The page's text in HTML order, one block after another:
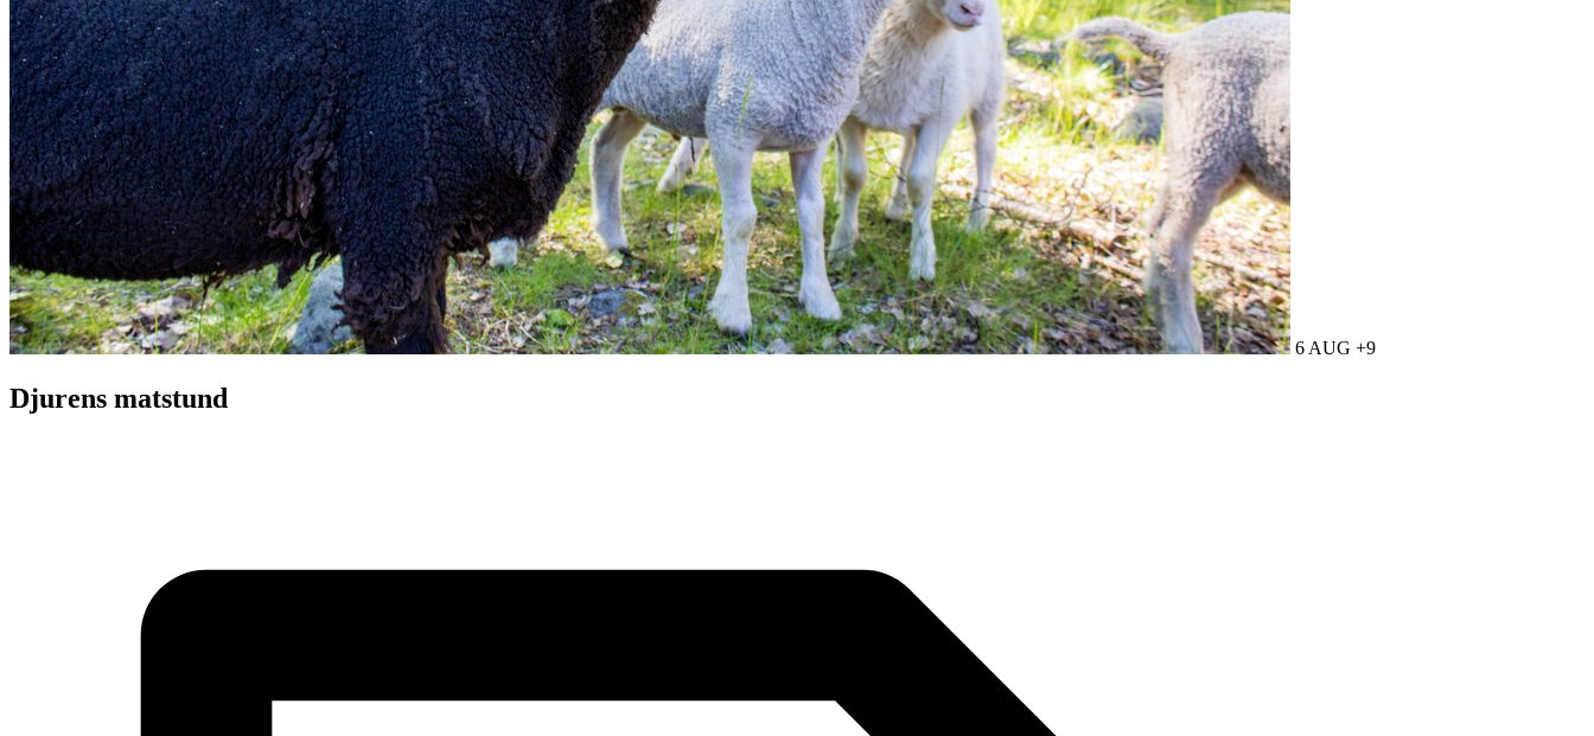
6 AUG +9
Djurens matstund